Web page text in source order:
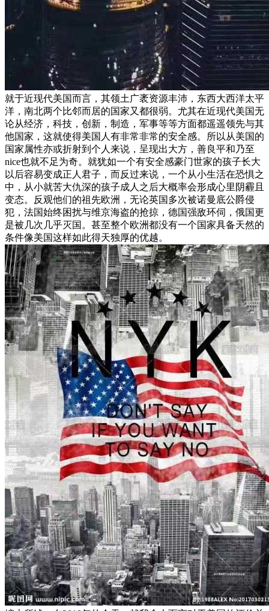
就于近现代美国而言，其领土广袤资源丰沛，东西大西洋太平
洋，南北两个比邻而居的国家又都很弱。尤其在近现代美国无
论从经济，科技，创新，制造，军事等等方面都遥遥领先与其
他国家，这就使得美国人有非常非常的安全感。所以从美国的
国家属性亦或折射到个人来说，呈现出大方，善良平和乃至
nice也就不足为奇。就犹如一个有安全感豪门世家的孩子长大
以后容易变成正人君子，而反过来说，一个从小生活在恐惧之
中，从小就苦大仇深的孩子成人之后大概率会形成心里阴霾且
变态。反观他们的祖先欧洲，无论英国多次被诺曼底公爵侵
犯，法国始终困扰与维京海盗的抢掠，德国强敌环伺，俄国更
是被几次几乎灭国。甚至整个欧洲都没有一个国家具备天然的
条件像美国这样如此得天独厚的优越。